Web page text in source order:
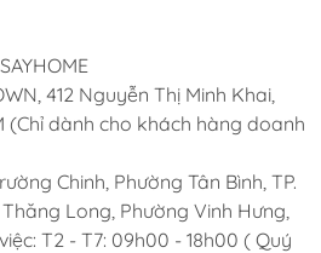
412 Nguyễn Thị Minh Khai,
(Chỉ dành cho khách hàng doanh
Chinh, Phường Tân Bình, TP.
Long, Phường Vinh Hưng,
T2 - T7: 09h00 - 18h00 ( Quý